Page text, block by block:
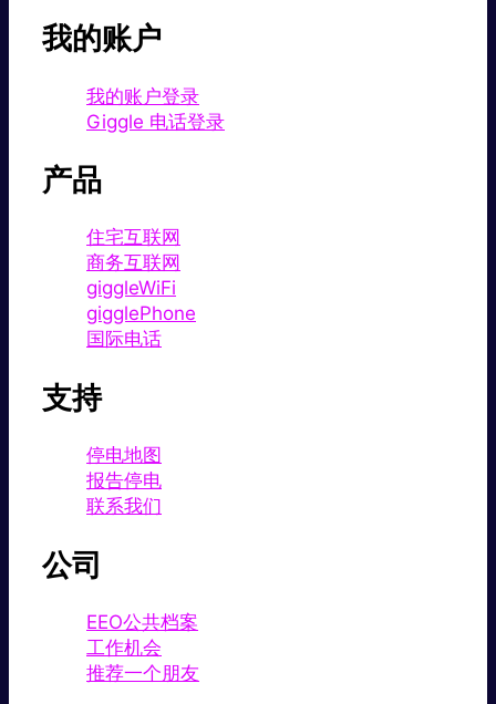
我的账户
我的账户登录
Giggle 电话登录
产品
住宅互联网
商务互联网
giggleWiFi
gigglePhone
国际电话
支持
停电地图
报告停电
联系我们
公司
EEO公共档案
工作机会
推荐一个朋友